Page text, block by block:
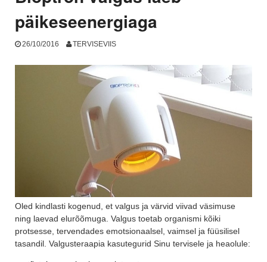
päikeseenergiaga
26/10/2016 TERVISEVIIS
Oled kindlasti kogenud, et valgus ja värvid viivad väsimuse
ning laevad elurõõmuga. Valgus toetab organismi kõiki
protsesse, tervendades emotsionaalsel, vaimsel ja füüsilisel
tasandil. Valgusteraapia kasutegurid Sinu tervisele ja heaolule: